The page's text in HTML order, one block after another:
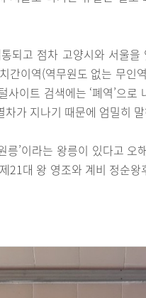
되고 점차 고양시와 서울
간이역(역무원도 없는 무인
이트 검색에는 ‘폐역’으
가 지나기 때문에 엄밀히
’이라는 왕릉이 있다고 오
21대 왕 영조와 계비 정순왕